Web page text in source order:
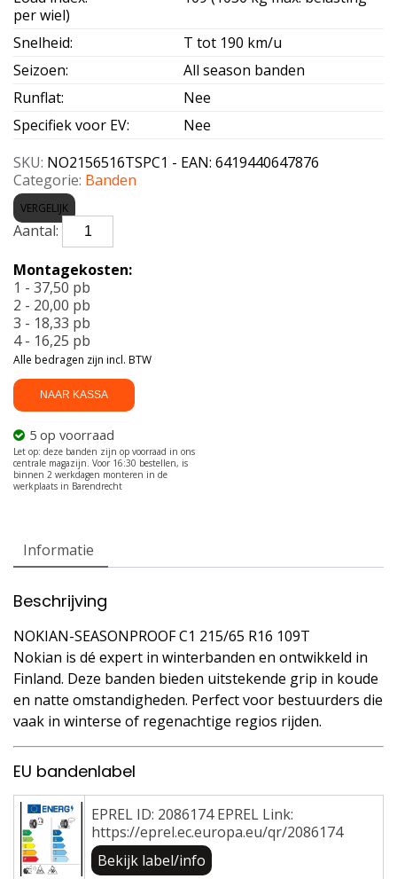
per wiel)
Snelheid:
T tot 190 km/u
Seizoen:
All season banden
Runflat:
Nee
Specifiek voor EV:
Nee
SKU: NO2156516TSPC1 - EAN: 6419440647876
Categorie: Banden
VERGELIJK
NOKIAN-
SEASONPROOF
215/65
R16
109T
aantal
NAAR KASSA
5 op voorraad
Montagekosten:
1 - 37,50 pb
2 - 20,00 pb
3 - 18,33 pb
4 - 16,25 pb
Alle bedragen zijn incl. BTW
Informatie
Beschrijving
NOKIAN-SEASONPROOF C1 215/65 R16 109T
Nokian is dé expert in winterbanden en ontwikkeld in
Finland. Deze banden bieden uitstekende grip in koude
en natte omstandigheden. Perfect voor bestuurders die
vaak in winterse of regenachtige regios rijden.
EU bandenlabel
EPREL ID: 2086174 EPREL Link:
https://eprel.ec.europa.eu/qr/2086174
Bekijk label/info